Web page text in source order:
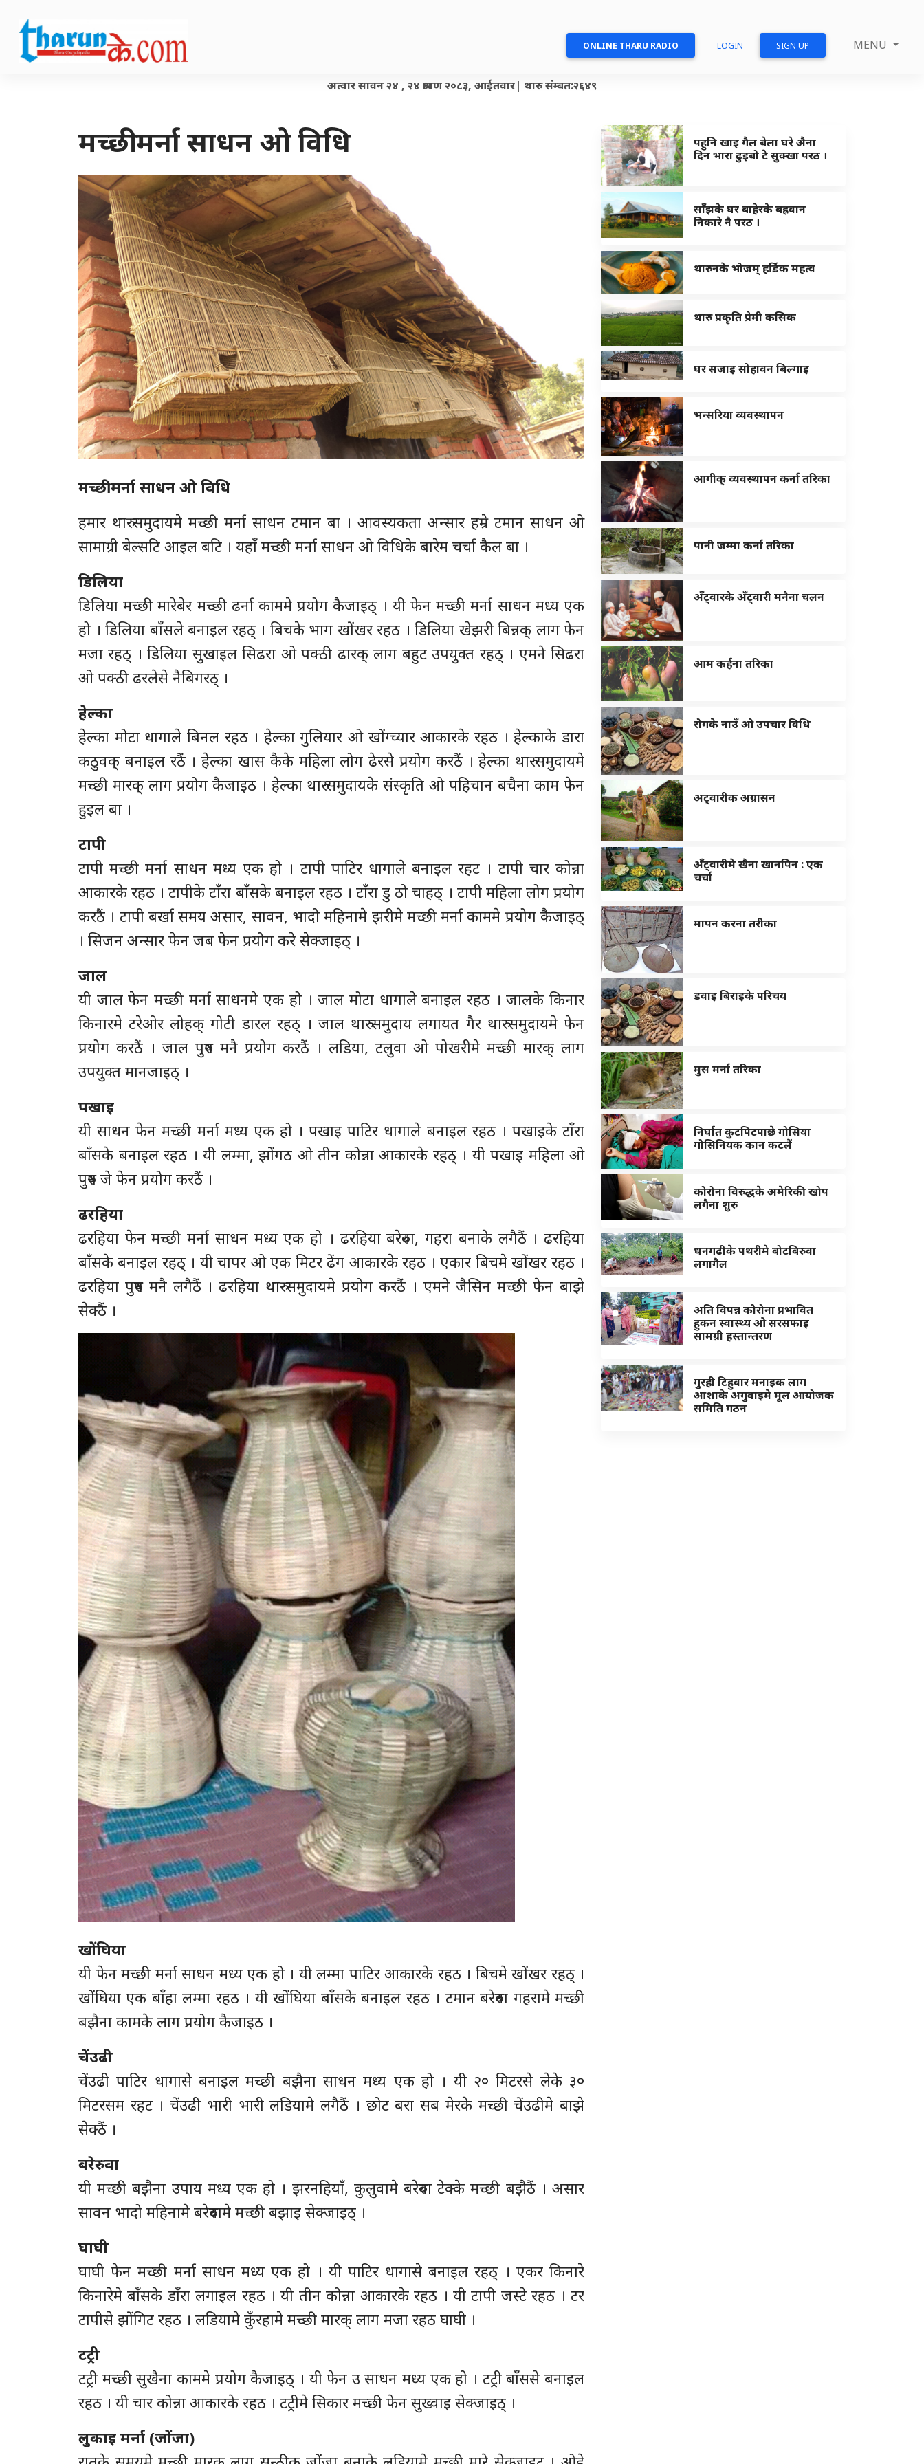
ONLINE THARU RADIO LOGIN SIGN UP MENU
अत्वार सावन २४ , २४ श्रावण २०८३, आईतवार| थारु संम्बत:२६४९
मच्छी मर्ना साधन ओ विधि
मच्छी मर्ना साधन ओ विधि
हमार थारु समुदायमे मच्छी मर्ना साधन टमान बा । आवस्यकता अन्सार हम्रे टमान साधन ओ
सामाग्री बेल्सटि आइल बटि । यहाँ मच्छी मर्ना साधन ओ विधिके बारेम चर्चा कैल बा ।
डिलिया
डिलिया मच्छी मारेबेर मच्छी ढर्ना काममे प्रयोग कैजाइठ् । यी फेन मच्छी मर्ना साधन मध्य एक
हो । डिलिया बाँसले बनाइल रहठ् । बिचके भाग खोंखर रहठ । डिलिया खेझरी बिन्नक् लाग फेन
मजा रहठ् । डिलिया सुखाइल सिढरा ओ पक्ठी ढारक् लाग बहुट उपयुक्त रहठ् । एमने सिढरा
ओ पक्ठी ढरलेसे नैबिगरठ् ।
हेल्का
हेल्का मोटा धागाले बिनल रहठ । हेल्का गुलियार ओ खोंग्च्यार आकारके रहठ । हेल्काके डारा
कठुवक् बनाइल रठैं । हेल्का खास कैके महिला लोग ढेरसे प्रयोग करठैं । हेल्का थारु समुदायमे
मच्छी मारक् लाग प्रयोग कैजाइठ । हेल्का थारु समुदायके संस्कृति ओ पहिचान बचैना काम फेन
हुइल बा ।
टापी
टापी मच्छी मर्ना साधन मध्य एक हो । टापी पाटिर धागाले बनाइल रहट । टापी चार कोन्ना
आकारके रहठ । टापीके टाँरा बाँसके बनाइल रहठ । टाँरा डु ठो चाहठ् । टापी महिला लोग प्रयोग
करठैं । टापी बर्खा समय असार, सावन, भादो महिनामे झरीमे मच्छी मर्ना काममे प्रयोग कैजाइठ्
। सिजन अन्सार फेन जब फेन प्रयोग करे सेक्जाइठ् ।
जाल
यी जाल फेन मच्छी मर्ना साधनमे एक हो । जाल मोटा धागाले बनाइल रहठ । जालके किनार
किनारमे टरेओर लोहक् गोटी डारल रहठ् । जाल थारु समुदाय लगायत गैर थारु समुदायमे फेन
प्रयोग करठैं । जाल पुरुष मनै प्रयोग करठैं । लडिया, टलुवा ओ पोखरीमे मच्छी मारक् लाग
उपयुक्त मानजाइठ् ।
पखाइ
यी साधन फेन मच्छी मर्ना मध्य एक हो । पखाइ पाटिर धागाले बनाइल रहठ । पखाइके टाँरा
बाँसके बनाइल रहठ । यी लम्मा, झोंगठ ओ तीन कोन्ना आकारके रहठ् । यी पखाइ महिला ओ
पुरुष जे फेन प्रयोग करठैं ।
ढरहिया
ढरहिया फेन मच्छी मर्ना साधन मध्य एक हो । ढरहिया बरेरुवा, गहरा बनाके लगैठैं । ढरहिया
बाँसके बनाइल रहठ् । यी चापर ओ एक मिटर ढेंग आकारके रहठ । एकार बिचमे खाेंखर रहठ ।
ढरहिया पुरुष मनै लगैठैं । ढरहिया थारु समुदायमे प्रयोग करठैंं । एमने जैसिन मच्छी फेन बाझे
सेक्ठैं ।
खोंघिया
यी फेन मच्छी मर्ना साधन मध्य एक हो । यी लम्मा पाटिर आकारके रहठ । बिचमे खोंखर रहठ् ।
खोंघिया एक बाँहा लम्मा रहठ । यी खोंघिया बाँसके बनाइल रहठ । टमान बरेरुवा गहरामे मच्छी
बझैना कामके लाग प्रयोग कैजाइठ ।
चेंउढी
चेंउढी पाटिर धागासे बनाइल मच्छी बझैना साधन मध्य एक हो । यी २० मिटरसे लेके ३०
मिटरसम रहट । चेंउढी भारी भारी लडियामे लगैठैं । छोट बरा सब मेरके मच्छी चेंउढीमे बाझे
सेक्ठैं ।
बरेरुवा
यी मच्छी बझैना उपाय मध्य एक हो । झरनहियाँ, कुलुवामे बरेरुवा टेक्के मच्छी बझैठैं । असार
सावन भादो महिनामे बरेरुवामे मच्छी बझाइ सेक्जाइठ् ।
घाघी
घाघी फेन मच्छी मर्ना साधन मध्य एक हो । यी पाटिर धागासे बनाइल रहठ् । एकर किनारे
किनारेमे बाँसके डाँरा लगाइल रहठ । यी तीन कोन्ना आकारके रहठ । यी टापी जस्टे रहठ । टर
टापीसे झोंगिट रहठ । लडियामे कुँरहामे मच्छी मारक् लाग मजा रहठ घाघी ।
टट्री
टट्री मच्छी सुखैना काममे प्रयोग कैजाइठ् । यी फेन उ साधन मध्य एक हो । टट्री बाँससे बनाइल
रहठ । यी चार कोन्ना आकारके रहठ । टट्रीमे सिकार मच्छी फेन सुख्वाइ सेक्जाइठ् ।
लुकाइ मर्ना (जोंजा)
पहुनि खाइ गैल बेला घरे अ‍ैना
दिन भारा ढुइबो टे सुक्खा परठ ।
साँझके घर बाहेरके बह्रवान
निकारे नै परठ ।
थारुनके भोजम् हर्डिक महत्व
थारु प्रकृति प्रेमी कसिक
घर सजाइ सोहावन बिल्गाइ
भन्सरिया व्यवस्थापन
आगीक् व्यवस्थापन कर्ना तरिका
पानी जम्मा कर्ना तरिका
अँट्वारके अँट्वारी मनैना चलन
आम कर्हना तरिका
रोगके नाउँ ओ उपचार विधि
अट्वारीक अग्रासन
अँट्वारीमे खैना खानपिन : एक
चर्चा
मापन करना तरीका
डवाइ बिराइके परिचय
मुस मर्ना तरिका
निर्घात कुटपिटपाछे गोसिया
गोसिनियक कान कटलैं
कोरोना विरुद्धके अमेरिकी खोप
लगैना शुरु
धनगढीके पथरीमे बोटबिरुवा
लगागैल
अति विपन्न कोरोना प्रभावित
हुकन स्वास्थ्य ओ सरसफाइ
सामग्री हस्तान्तरण
गुरही टिहुवार मनाइक लाग
आशाके अगुवाइमे मूल आयोजक
समिति गठन